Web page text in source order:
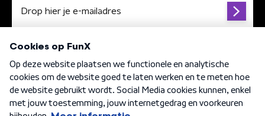
Algemene voorwaarden Privacybeleid